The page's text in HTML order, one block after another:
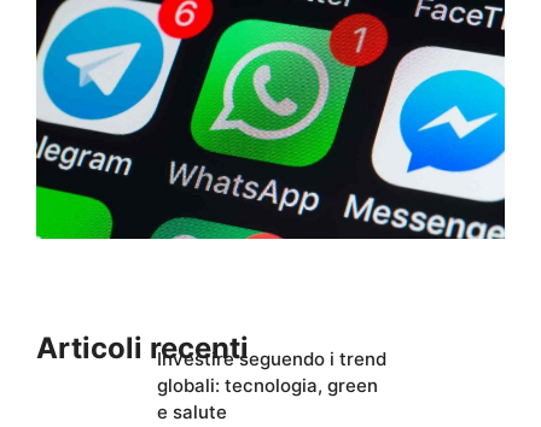
Articoli recentiInvestire seguendo i trend
globali: tecnologia, green
e salute